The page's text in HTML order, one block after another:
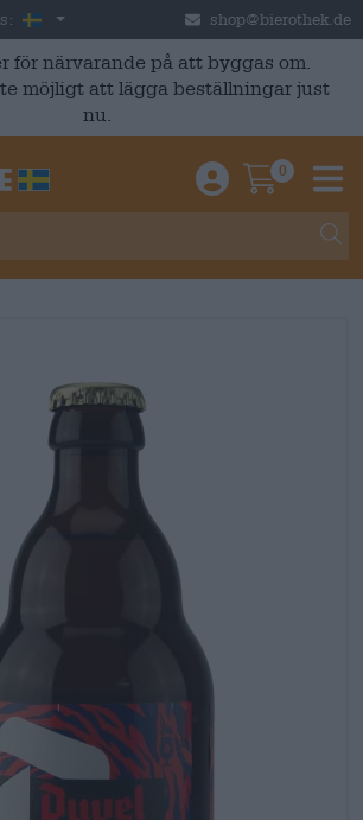
Sverige shop@bierothek.de
för närvarande på att byggas om.
möjligt att lägga beställningar just
nu.
Einloggen /
0